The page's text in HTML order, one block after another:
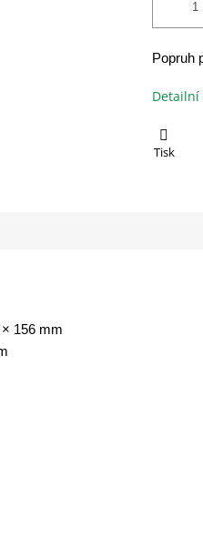
Popruh
Tisk
156 mm